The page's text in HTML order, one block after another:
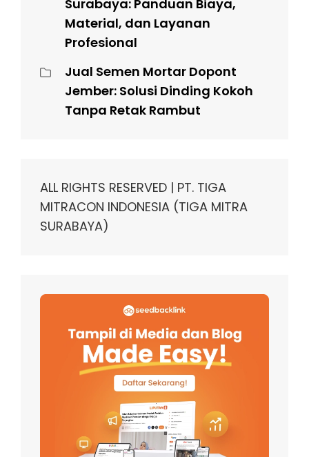
Surabaya: Panduan Biaya,
Material, dan Layanan
Profesional
Jual Semen Mortar Dopont
Jember: Solusi Dinding Kokoh
Tanpa Retak Rambut
ALL RIGHTS RESERVED | PT. TIGA
MITRACON INDONESIA (TIGA MITRA
SURABAYA)